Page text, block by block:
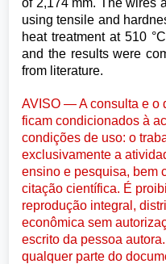
of 2,174 mm. The wires
using tensile and
heat treatment at 510
and the results were
from literature.
AVISO — A consulta e o
ficam condicionados à
condições de uso: o
exclusivamente a
ensino e pesquisa, bem
citação científica. É
reprodução integral,
econômica sem
escrito da pessoa
qualquer parte do